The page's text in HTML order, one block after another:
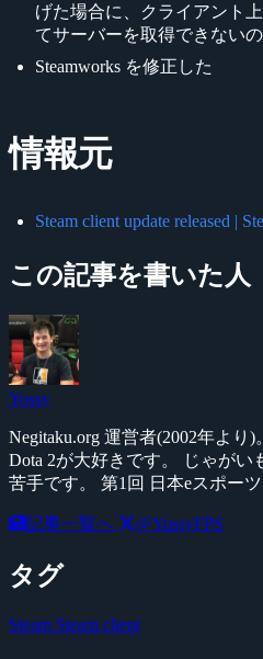
げた場合に、クライアント
てサーバーを取得できない
Steamworks を修正した
情報元
Steam client update released |
この記事を書いた人
Yossy
Negitaku.org 運営者(2002年より)
Dota 2が大好きです。 じゃが
苦手です。 第1回 日本eスポー
記事一覧へ @YossyFPS
タグ
Steam Steam client